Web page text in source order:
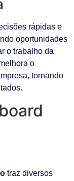
rápidas e
oportunidades
o trabalho da
o
tornando
traz diversos